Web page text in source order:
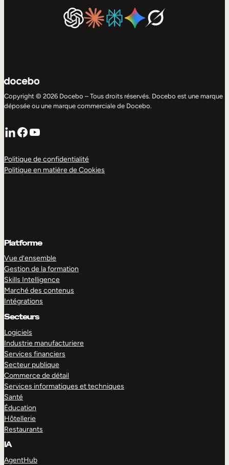
Copyright © 2026 Docebo – Tous droits réservés. Docebo est une marque
déposée ou une marque commerciale de Docebo.
LinkedIn
Facebook
YouTube
Politique de confidentialité
Politique en matière de Cookies
Platforme
Vue d’ensemble
Gestion de la formation
Skills Intelligence
Marché des contenus
Intégrations
Secteurs
Logiciels
Industrie manufacturiere
Services financiers
Secteur publique
Commerce de détail
Services informatiques et techniques
Santé
Éducation
Hôtellerie
Restaurants
IA
AgentHub